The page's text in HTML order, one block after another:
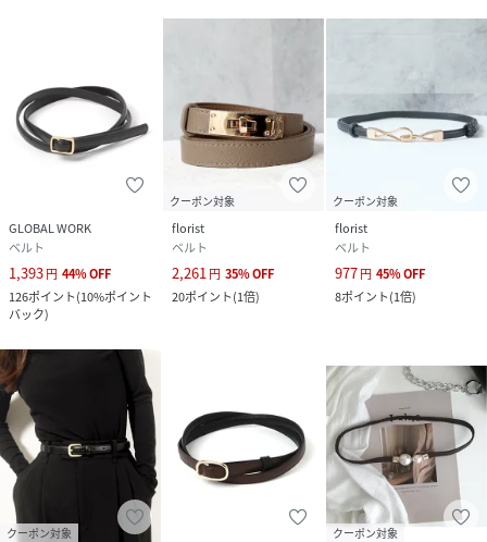
GLOBAL WORK
ベルト
1,393円 44%OFF
126ポイント(10%ポイント
バック)
クーポン対象
florist
ベルト
2,261円 35%OFF
20ポイント(1倍)
クーポン対象
florist
ベルト
977円 45%OFF
8ポイント(1倍)
クーポン対象 クーポン対象